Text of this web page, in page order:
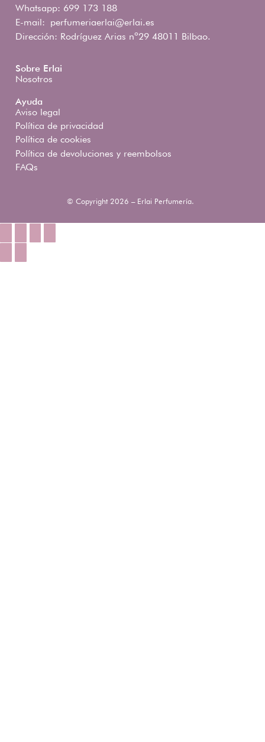
Whatsapp: 699 173 188
E-mail: perfumeriaerlai@erlai.es
Dirección: Rodríguez Arias nº29 48011 Bilbao.
Sobre Erlai
Nosotros
Ayuda
Aviso legal
Política de privacidad
Política de cookies
Política de devoluciones y reembolsos
FAQs
© Copyright 2026 – Erlai Perfumería.